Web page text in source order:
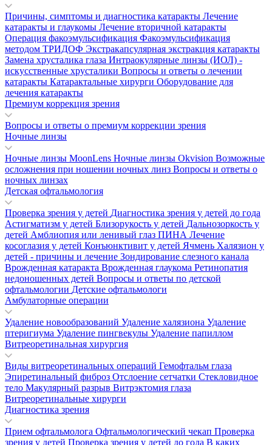
Причины, симптомы и диагностика катаракты Лечение
катаракты и глаукомы Лечение вторичной катаракты
Операция факоэмульсификация Факоэмульсификация
методом ТРИДОФ Экстракапсулярная экстракция катаракты
Замена хрусталика глаза Интраокулярные линзы (ИОЛ) -
искусственные хрусталики Вопросы и ответы о лечении
катаракты Катарактальные хирурги Оборудование для
лечения катаракты
Премиум коррекция зрения
Вопросы и ответы о премиум коррекции зрения
Ночные линзы
Ночные линзы MoonLens Ночные линзы Okvision Возможные
осложнения при ношении ночных линз Вопросы и ответы о
ночных линзах
Детская офтальмология
Проверка зрения у детей Диагностика зрения у детей до года
Астигматизм у детей Близорукость у детей Дальнозоркость у
детей Амблиопия или ленивый глаз ПИНА Лечение
косоглазия у детей Конъюнктивит у детей Ячмень Халязион у
детей - причины и лечение Зондирование слезного канала
Врожденная катаракта Врожденная глаукома Ретинопатия
недоношенных детей Вопросы и ответы по детской
офтальмологии Детские офтальмологи
Амбулаторные операции
Удаление новообразований Удаление халязиона Удаление
птеригиума Удаление пингвекулы Удаление папиллом
Витреоретинальная хирургия
Виды витреоретинальных операций Гемофтальм глаза
Эпиретинальный фиброз Отслоение сетчатки Стекловидное
тело Макулярный разрыв Витрэктомия глаза
Витреоретинальные хирурги
Диагностика зрения
Прием офтальмолога Офтальмологический чекап Проверка
зрения у детей Проверка зрения у детей до года В каких